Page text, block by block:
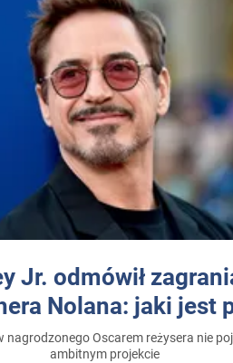
Jr. odmówił
Nolana: jaki jest
Oscarem reżysera nie
ambitnym projekcie